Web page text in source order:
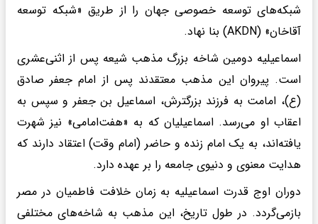
شبکه‌های توسعه خصوصی جهان را از طریق «شبکه توسعه
آقاخان» (AKDN) بنا نهاد.
اسماعیلیه دومین شاخه بزرگ مذهب شیعه پس از اثنی‌عشری
است. پیروان این مذهب معتقدند پس از امام جعفر صادق
(ع)، امامت به فرزند بزرگترش، اسماعیل بن جعفر و سپس به
اعقاب او می‌رسد. اسماعیلیان که به «هفت‌امامی» نیز شهرت
یافته‌اند، به یک امام زنده و حاضر (امام وقت) اعتقاد دارند که
هدایت معنوی و دنیوی جامعه را بر عهده دارد.
دوران اوج قدرت اسماعیلیه به زمان خلافت فاطمیان در مصر
بازمی‌گردد. در طول تاریخ، این مذهب به شاخه‌های مختلفی